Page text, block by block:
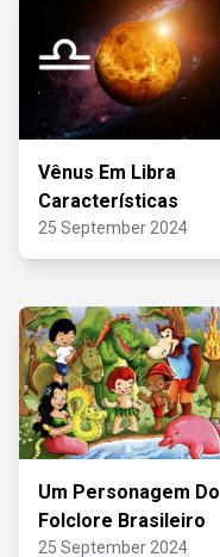
Vênus Em Libra
Características
25 September 2024
Um Personagem Do
Folclore Brasileiro
25 September 2024